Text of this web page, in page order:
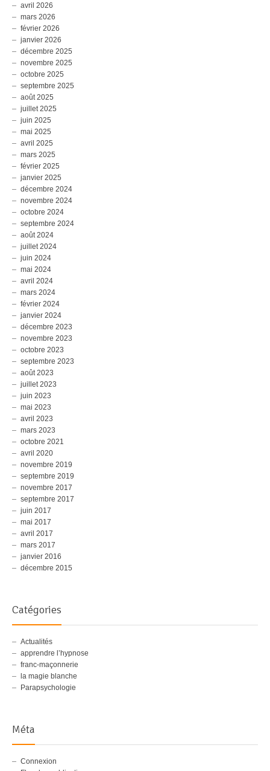
avril 2026
mars 2026
février 2026
janvier 2026
décembre 2025
novembre 2025
octobre 2025
septembre 2025
août 2025
juillet 2025
juin 2025
mai 2025
avril 2025
mars 2025
février 2025
janvier 2025
décembre 2024
novembre 2024
octobre 2024
septembre 2024
août 2024
juillet 2024
juin 2024
mai 2024
avril 2024
mars 2024
février 2024
janvier 2024
décembre 2023
novembre 2023
octobre 2023
septembre 2023
août 2023
juillet 2023
juin 2023
mai 2023
avril 2023
mars 2023
octobre 2021
avril 2020
novembre 2019
septembre 2019
novembre 2017
septembre 2017
juin 2017
mai 2017
avril 2017
mars 2017
janvier 2016
décembre 2015
Catégories
Actualités
apprendre l’hypnose
franc-maçonnerie
la magie blanche
Parapsychologie
Méta
Connexion